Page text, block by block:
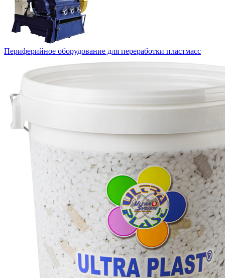
Периферийное оборудование для переработки пластмасс